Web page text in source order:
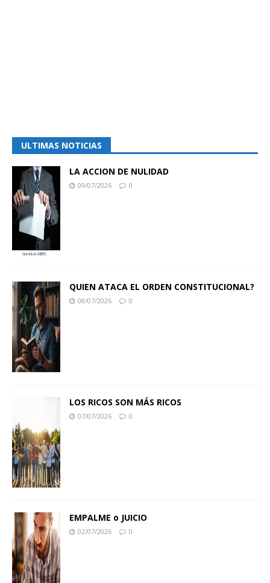
ULTIMAS NOTICIAS
LA ACCION DE NULIDAD
09/07/2026 0
QUIEN ATACA EL ORDEN CONSTITUCIONAL?
08/07/2026 0
LOS RICOS SON MÁS RICOS
07/07/2026 0
EMPALME o JUICIO
02/07/2026 0